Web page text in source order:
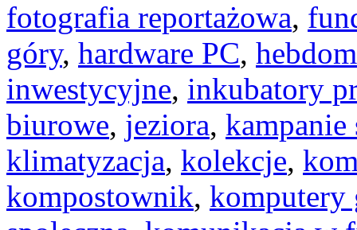
fotografia reportażowa,
góry, hardware PC,
inwestycyjne, inkubatory
biurowe, jeziora, kampanie
klimatyzacja, kolekcje,
kompostownik, komputery